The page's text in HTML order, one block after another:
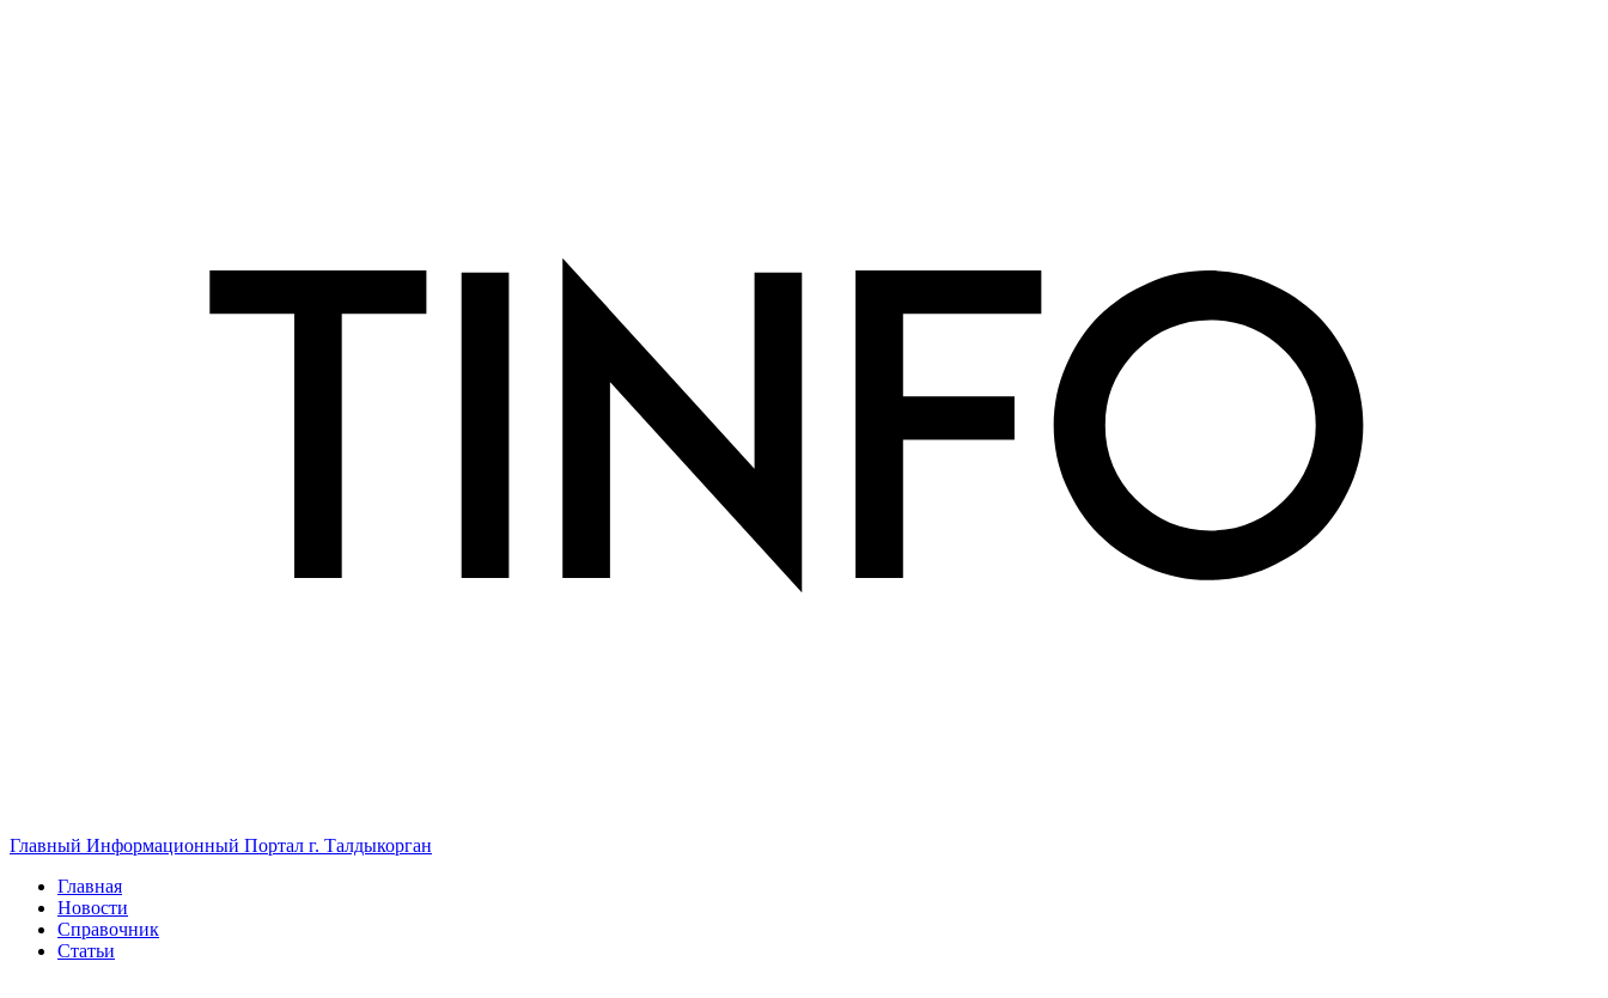
Главный Информационный Портал г. Талдыкорган
Главная
Новости
Справочник
Статьи